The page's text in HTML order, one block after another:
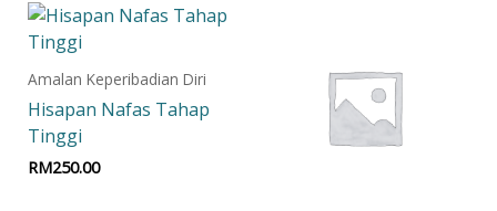
Amalan Keperibadian Diri
Hisapan Nafas Tahap
Tinggi
RM250.00